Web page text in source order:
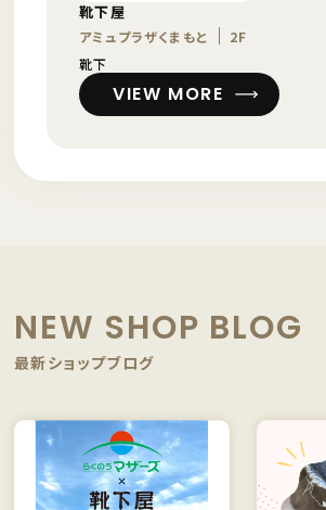
靴下屋
アミュプラザくまもと
2F
靴下
VIEW MORE
NEW SHOP BLOG
最新ショップブログ